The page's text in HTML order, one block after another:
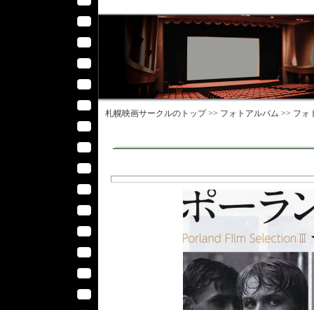
札幌映画サークルのトップ >> フォトアルバム >> フォ